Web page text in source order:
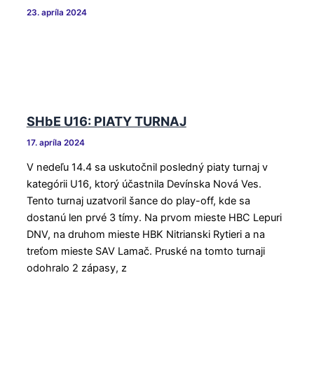
23. apríla 2024
SHbE U16: PIATY TURNAJ
17. apríla 2024
V nedeľu 14.4 sa uskutočnil posledný piaty turnaj v
kategórii U16, ktorý účastnila Devínska Nová Ves.
Tento turnaj uzatvoril šance do play-off, kde sa
dostanú len prvé 3 tímy. Na prvom mieste HBC Lepuri
DNV, na druhom mieste HBK Nitrianski Rytieri a na
treťom mieste SAV Lamač. Pruské na tomto turnaji
odohralo 2 zápasy, z